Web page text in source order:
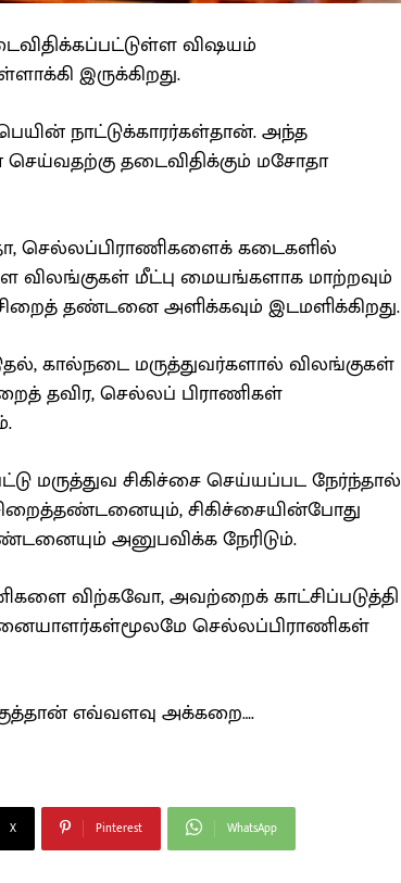
விஷயம்
இருக்கிறது.
நாட்டுக்காரர்கள்தான். அந்த
தடைவிதிக்கும் மசோதா
செல்லப்பிராணிகளைக் கடைகளில்
விலங்குகள் மீட்பு மையங்களாக மாற்றவும்
தண்டனை அளிக்கவும் இடமளிக்கிறது.
கால்நடை மருத்துவர்களால் விலங்குகள்
தவிர, செல்லப் பிராணிகள்
மருத்துவ சிகிச்சை செய்யப்பட நேர்ந்தால்
சிகிச்சையின்போது
அனுபவிக்க நேரிடும்.
விற்கவோ, அவற்றைக் காட்சிப்படுத்தி
செல்லப்பிராணிகள்
எவ்வளவு அக்கறை….
X Pinterest WhatsApp